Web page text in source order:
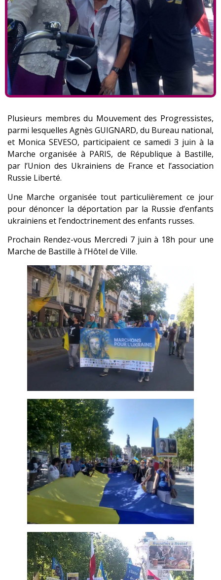
Plusieurs membres du Mouvement des Progressistes,
parmi lesquelles Agnès GUIGNARD, du Bureau national,
et Monica SEVESO, participaient ce samedi 3 juin à la
Marche organisée à PARIS, de République à Bastille,
par l’Union des Ukrainiens de France et l’association
Russie Liberté.
Une Marche organisée tout particulièrement ce jour
pour dénoncer la déportation par la Russie d’enfants
ukrainiens et l’endoctrinement des enfants russes.
Prochain Rendez-vous Mercredi 7 juin à 18h pour une
Marche de Bastille à l’Hôtel de Ville.